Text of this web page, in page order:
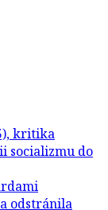
kritika
socializmu do
odstránila